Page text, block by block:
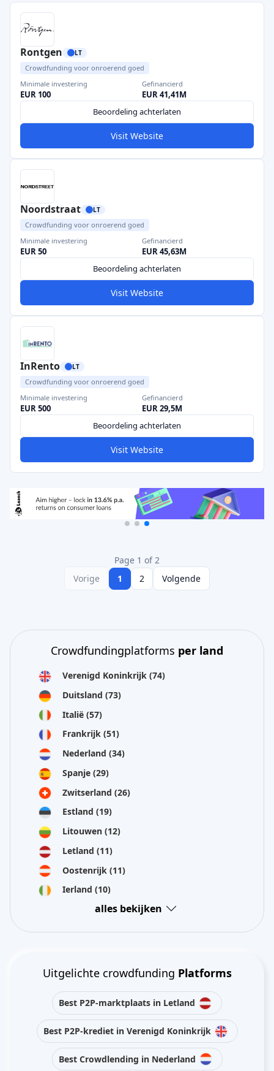
Rontgen LT
Crowdfunding voor onroerend goed
Minimale investering
EUR 100
Gefinancierd
EUR 41,41M
Beoordeling achterlaten
Visit Website
Noordstraat LT
Crowdfunding voor onroerend goed
Minimale investering
EUR 50
Gefinancierd
EUR 45,63M
Beoordeling achterlaten
Visit Website
InRento LT
Crowdfunding voor onroerend goed
Minimale investering
EUR 500
Gefinancierd
EUR 29,5M
Beoordeling achterlaten
Visit Website
Page 1 of 2
Vorige
1 2 Volgende
Crowdfundingplatforms per land
Verenigd Koninkrijk (74)
Duitsland (73)
Italië (57)
Frankrijk (51)
Nederland (34)
Spanje (29)
Zwitserland (26)
Estland (19)
Litouwen (12)
Letland (11)
Oostenrijk (11)
Ierland (10)
alles bekijken
Uitgelichte crowdfunding Platforms
Best P2P-marktplaats in Letland
Best P2P-krediet in Verenigd Koninkrijk
Best Crowdlending in Nederland